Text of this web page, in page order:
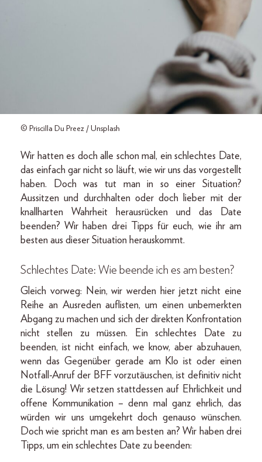
© Priscilla Du Preez / Unsplash
Wir hatten es doch alle schon mal, ein schlechtes Date,
das einfach gar nicht so läuft, wie wir uns das vorgestellt
haben. Doch was tut man in so einer Situation?
Aussitzen und durchhalten oder doch lieber mit der
knallharten Wahrheit herausrücken und das Date
beenden? Wir haben drei Tipps für euch, wie ihr am
besten aus dieser Situation herauskommt.
Schlechtes Date: Wie beende ich es am besten?
Gleich vorweg: Nein, wir werden hier jetzt nicht eine
Reihe an Ausreden auflisten, um einen unbemerkten
Abgang zu machen und sich der direkten Konfrontation
nicht stellen zu müssen. Ein schlechtes Date zu
beenden, ist nicht einfach, we know, aber abzuhauen,
wenn das Gegenüber gerade am Klo ist oder einen
Notfall-Anruf der BFF vorzutäuschen, ist definitiv nicht
die Lösung! Wir setzen stattdessen auf Ehrlichkeit und
offene Kommunikation – denn mal ganz ehrlich, das
würden wir uns umgekehrt doch genauso wünschen.
Doch wie spricht man es am besten an? Wir haben drei
Tipps, um ein schlechtes Date zu beenden: